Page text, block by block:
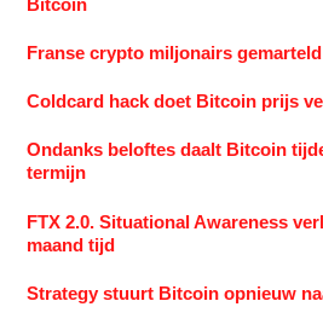
Franse crypto miljonairs
Coldcard hack doet Bitcoin prijs
Ondanks beloftes daalt Bitcoin
termijn
FTX 2.0. Situational Awareness
maand tijd
Strategy stuurt Bitcoin opnieuw